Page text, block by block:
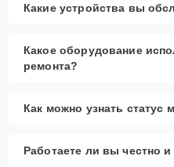
Какие устройства вы
Какое оборудование
ремонта?
Как можно узнать статус
Работаете ли вы честно